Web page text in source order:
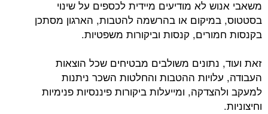
משאבי אנוש לא מודיעים מיידית לכספים על שינוי
בסטטוס, במיקום או בהרשמה להטבות, הארגון מסתכן
בקנסות חמורים, קנסות וביקורות משפטיות.
זאת ועוד, נתונים משולבים מבטיחים שכל הוצאות
העבודה, עלויות ההטבות והחלטות השכר ניתנות
למעקב ולהצדקה, ומייעלות ביקורות פיננסיות פנימיות
וחיצוניות.